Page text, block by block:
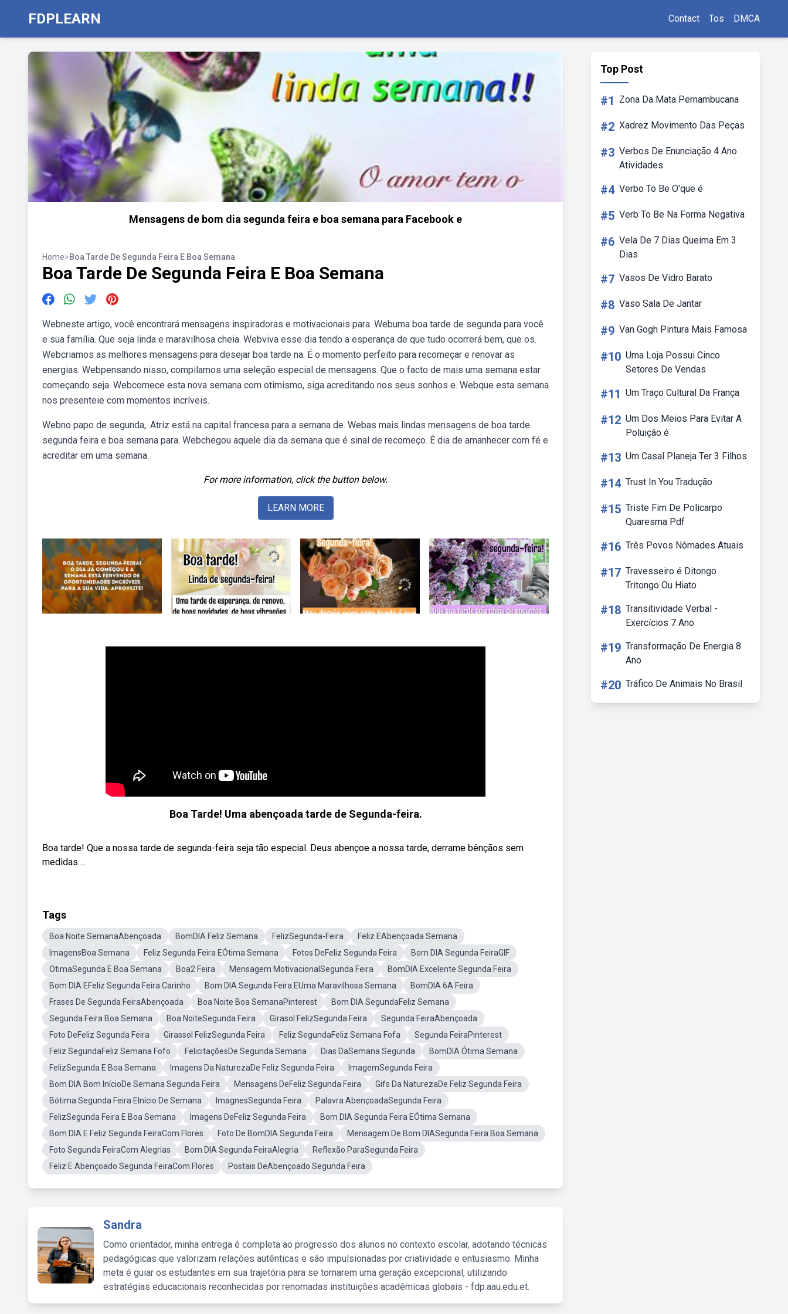
FDPLEARN Contact Tos DMCA
Mensagens de bom dia segunda feira e boa semana para Facebook e
Home>Boa Tarde De Segunda Feira E Boa Semana
Boa Tarde De Segunda Feira E Boa Semana
Webneste artigo, você encontrará mensagens inspiradoras e motivacionais para. Webuma boa tarde de segunda para você
e sua família. Que seja linda e maravilhosa cheia. Webviva esse dia tendo a esperança de que tudo ocorrerá bem, que os.
Webcriamos as melhores mensagens para desejar boa tarde na. É o momento perfeito para recomeçar e renovar as
energias. Webpensando nisso, compilamos uma seleção especial de mensagens. Que o facto de mais uma semana estar
começando seja. Webcomece esta nova semana com otimismo, siga acreditando nos seus sonhos e. Webque esta semana
nos presenteie com momentos incríveis.
Webno papo de segunda,. Atriz está na capital francesa para a semana de. Webas mais lindas mensagens de boa tarde
segunda feira e boa semana para. Webchegou aquele dia da semana que é sinal de recomeço. É dia de amanhecer com fé e
acreditar em uma semana.
For more information, click the button below.
LEARN MORE
Boa Tarde! Uma abençoada tarde de Segunda-feira.
Boa tarde! Que a nossa tarde de segunda-feira seja tão especial. Deus abençoe a nossa tarde, derrame bênçãos sem
medidas ...
Tags
Boa Noite SemanaAbençoada BomDIA Feliz Semana FelizSegunda-Feira
Feliz EAbençoada Semana
ImagensBoa Semana
Feliz Segunda Feira EÓtima Semana Fotos DeFeliz Segunda Feira
Bom DIA Segunda FeiraGIF
OtimaSegunda E Boa Semana
Boa2 Feira Mensagem MotivacionalSegunda Feira
BomDIA Excelente Segunda Feira
Bom DIA EFeliz Segunda Feira Carinho
Bom DIA Segunda Feira EUma Maravilhosa Semana
BomDIA 6A Feira
Frases De Segunda FeiraAbençoada
Boa Noite Boa SemanaPinterest
Bom DIA SegundaFeliz Semana
Segunda Feira Boa Semana
Boa NoiteSegunda Feira Girasol FelizSegunda Feira
Segunda FeiraAbençoada
Foto DeFeliz Segunda Feira
Girassol FelizSegunda Feira Feliz SegundaFeliz Semana Fofa
Segunda FeiraPinterest
Feliz SegundaFeliz Semana Fofo
FelicitaçõesDe Segunda Semana Dias DaSemana Segunda
BomDIA Ótima Semana
FelizSegunda E Boa Semana
Imagens Da NaturezaDe Feliz Segunda Feira
ImagemSegunda Feira
Bom DIA Bom InícioDe Semana Segunda Feira
Mensagens DeFeliz Segunda Feira
Gifs Da NaturezaDe Feliz Segunda Feira
Bótima Segunda Feira EInício De Semana
ImagnesSegunda Feira
Palavra AbençoadaSegunda Feira
FelizSegunda Feira E Boa Semana
Imagens DeFeliz Segunda Feira
Bom DIA Segunda Feira EÓtima Semana
Bom DIA E Feliz Segunda FeiraCom Flores
Foto De BomDIA Segunda Feira
Mensagem De Bom DIASegunda Feira Boa Semana
Foto Segunda FeiraCom Alegrias
Bom DIA Segunda FeiraAlegria
Reflexão ParaSegunda Feira
Feliz E Abençoado Segunda FeiraCom Flores
Postais DeAbençoado Segunda Feira
Sandra
Como orientador, minha entrega é completa ao progresso dos alunos no contexto escolar, adotando técnicas
pedagógicas que valorizam relações autênticas e são impulsionadas por criatividade e entusiasmo. Minha
meta é guiar os estudantes em sua trajetória para se tornarem uma geração excepcional, utilizando
estratégias educacionais reconhecidas por renomadas instituições acadêmicas globais - fdp.aau.edu.et.
Top Post
#1 Zona Da Mata Pernambucana
#2 Xadrez Movimento Das Peças
#3 Verbos De Enunciação 4 Ano
Atividades
#4 Verbo To Be O'que é
#5 Verb To Be Na Forma Negativa
#6 Vela De 7 Dias Queima Em 3
Dias
#7 Vasos De Vidro Barato
#8 Vaso Sala De Jantar
#9 Van Gogh Pintura Mais Famosa
#10 Uma Loja Possui Cinco
Setores De Vendas
#11 Um Traço Cultural Da França
#12 Um Dos Meios Para Evitar A
Poluição é
#13 Um Casal Planeja Ter 3 Filhos
#14 Trust In You Tradução
#15 Triste Fim De Policarpo
Quaresma Pdf
#16 Três Povos Nômades Atuais
#17 Travesseiro é Ditongo
Tritongo Ou Hiato
#18 Transitividade Verbal -
Exercícios 7 Ano
#19 Transformação De Energia 8
Ano
#20 Tráfico De Animais No Brasil